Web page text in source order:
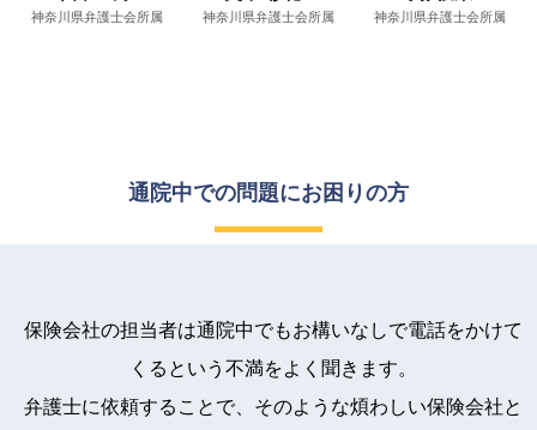
神奈川県弁護士会所属 神奈川県弁護士会所属 神奈川県弁護士会所属
通院中での問題にお困りの方
保険会社の担当者は通院中でもお構いなしで電話をかけて
くるという不満をよく聞きます。
弁護士に依頼することで、そのような煩わしい保険会社と